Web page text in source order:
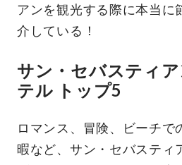
アンを観光する際に本当に
介している！
サン・セバスティ
テル トップ5
ロマンス、冒険、ビーチで
暇など、サン・セバスティ